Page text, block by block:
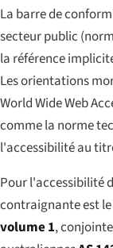
La barre de
secteur public
la référence
Les orientations
World Wide Web
comme la norme
l'accessibilité au
Pour l'accessibilité
contraignante est le
volume 1,